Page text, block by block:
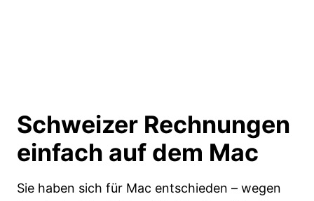
Schweizer Rechnungen
einfach auf dem Mac
Sie haben sich für Mac entschieden – wegen